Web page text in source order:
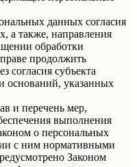
данных согласия
а также, направления
обработки
продолжить
согласия субъекта
оснований, указанных
и перечень мер,
выполнения
о персональных
с ним нормативными
Законом